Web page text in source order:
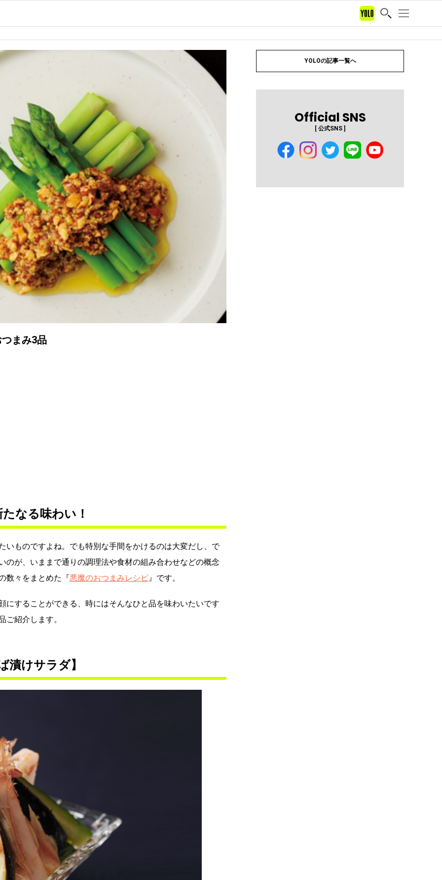
まみ3品
なる味わい！
いものですよね。でも特別な手間をかけるのは大変だし、で
のが、いままで通りの調理法や食材の組み合わせなどの概念
数々をまとめた『悪魔のおつまみレシピ』です。
にすることができる、時にはそんなひと品を味わいたいです
ご紹介します。
漬けサラダ】
YOLOの記事一覧へ
Official SNS
[ 公式SNS ]